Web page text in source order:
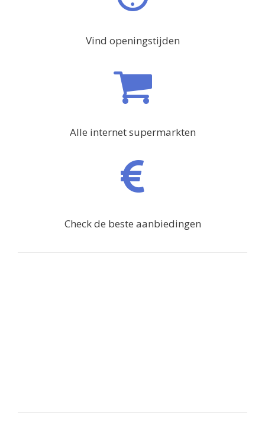
Vind openingstijden
Alle internet supermarkten
Check de beste aanbiedingen